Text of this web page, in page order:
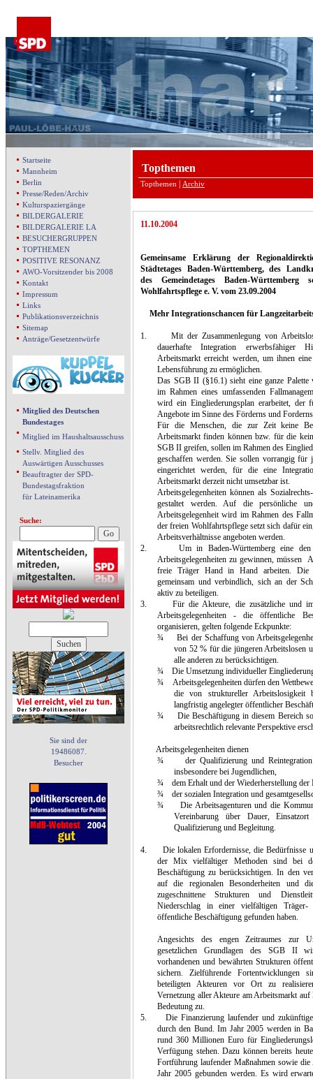
Startseite
Mannheim
Berlin
Presse/Reden/Archiv
Kulturspaziergänge
BILDERGALERIE
BILDERGALERIE LA
BESUCHERGRUPPEN
TOPTHEMEN
POSITIVE RESONANZ
AWO-Vorsitzender bis 2008
Kontakt
Impressum
Links
Publikationsverzeichnis
Sitemap
Anträge/Gesetzentwürfe
Mitglied des Deutschen
Bundestages
Mitglied im Haushaltsausschuss
Stellv. Mitglied des
Auswärtigen Ausschusses
Beauftragter der SPD-
Bundestagsfraktion
für Lateinamerika
Suche:
Sie sind der
19486087.
Besucher
Topthemen
Topthemen Archiv
11.10.2004
Gemeinsame Erklärung der
Städtetages Baden-Württemberg, des
des Gemeindetages Baden-
Wohlfahrtspflege e. V. vom 23.09.2004
Mehr Integrationschancen für
1.
Mit der Zusammenlegung von
dauerhafte Integration erwerbsfähiger
Arbeitsmarkt erreicht werden, um ihnen
Lebensführung zu ermöglichen.
Das SGB II (§16.1) sieht eine ganze Palette
im Rahmen eines umfassenden
wird ein Eingliederungsplan erarbeitet, der
Angebote im Sinne des Förderns und
Für die Menschen, die zur Zeit keine
Arbeitsmarkt finden können bzw. für die
SGB II greifen, sollen im Rahmen des
geschaffen werden. Sie sollen vorrangig für
eingerichtet werden, für die eine
Arbeitsmarkt derzeit nicht umsetzbar ist.
Arbeitsgelegenheiten können als
gestaltet werden. Auf die persönliche
Arbeitsgelegenheit wird im Rahmen des
der freien Wohlfahrtspflege setzt sich dafür
Arbeitsverhältnisse angeboten werden.
2.
Um in Baden-Württemberg eine
Arbeitsgelegenheiten zu gewinnen, müssen
freie Träger Hand in Hand arbeiten. Die
gemeinsam und verbindlich, sich an der
aktiv zu beteiligen.
3.
Für die Akteure, die zusätzliche und
Arbeitsgelegenheiten - die öffentliche
organisieren, gelten folgende Eckpunkte:
¾
Bei der Schaffung von
von 52 % für die jüngeren Arbeitslosen
alle anderen zu berücksichtigen.
¾
Die Umsetzung individueller
¾
Arbeitsgelegenheiten dürfen den
die von struktureller
langfristig angelegter öffentlicher
¾
Die Beschäftigung in diesem Bereich
arbeitsrechtlich relevante Perspektive
Arbeitsgelegenheiten dienen
¾
der Qualifizierung und
insbesondere bei Jugendlichen,
¾
dem Erhalt und der Wiederherstellung
¾
der sozialen Integration und
¾
Die Arbeitsagenturen und die
Vereinbarung über Dauer,
Qualifizierung und Begleitung.
4.
Die lokalen Erfordernisse, die Bedürfnisse
der Mix vielfältiger Methoden sind bei
Beschäftigung zu berücksichtigen. In den
auf die regionalen Besonderheiten und
zugeschnittene Strukturen und
Niederschlag in einer vielfältigen Träger-
öffentliche Beschäftigung gefunden haben.
Angesichts des engen Zeitraumes zur
gesetzlichen Grundlagen des SGB II
vorhandenen und bewährten Strukturen
sichern. Zielführende Fortentwicklungen
beteiligten Akteuren vor Ort zu
Vernetzung aller Akteure am Arbeitsmarkt auf
Bedeutung zu.
5.
Die Finanzierung laufender und
durch den Bund. Im Jahr 2005 werden in
rund 360 Millionen Euro für
Verfügung stehen. Dazu können bereits
Fortführung laufender Maßnahmen sowie
Jahr 2005 gebunden werden. Es wird